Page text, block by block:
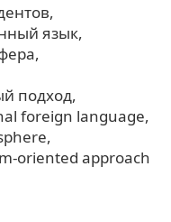
язык
подход
foreign language
oriented approach